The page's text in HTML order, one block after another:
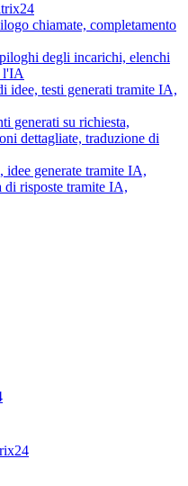
chiamate, completamento
degli incarichi, elenchi
l'IA
idee, testi generati tramite IA,
generati su richiesta,
dettagliate, traduzione di
idee generate tramite IA,
di risposte tramite IA,